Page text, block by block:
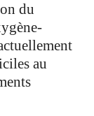
du
au